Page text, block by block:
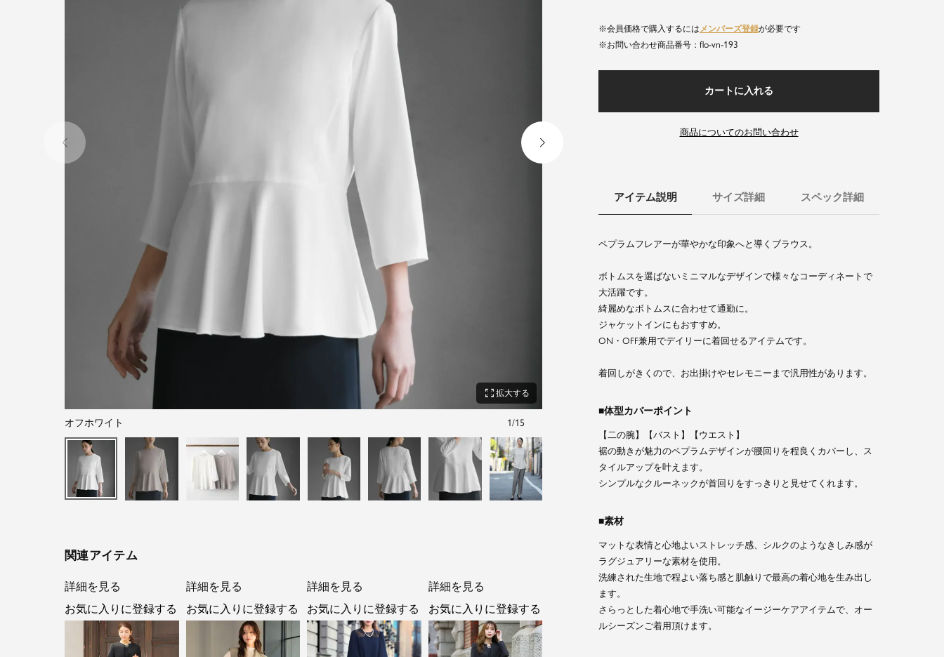
zoom_out_map 拡大する
オフホワイト 1/15
関連アイテム
詳細を見る
お気に入りに登録する
詳細を見る
お気に入りに登録する
詳細を見る
お気に入りに登録する
詳細を見る
お気に入りに登録する
会員価格で購入するには メンバーズ登録が必要です
商品番号
flo-vn-193
カートに入れる
商品についてのお問い合わせ
アイテム説明 サイズ詳細 スペック詳細
ペプラムフレアーが華やかな印象へと導くブラウス。
ボトムスを選ばないミニマルなデザインで様々なコーディネートで
大活躍です。
綺麗めなボトムスに合わせて通勤に。
ジャケットインにもおすすめ。
ON・OFF兼用でデイリーに着回せるアイテムです。
着回しがきくので、お出掛けやセレモニーまで汎用性があります。
体型カバーポイント
【二の腕】【バスト】【ウエスト】
裾の動きが魅力のペプラムデザインが腰回りを程良くカバーし、ス
タイルアップを叶えます。
シンプルなクルーネックが首回りをすっきりと見せてくれます。
素材
マットな表情と心地よいストレッチ感、シルクのようなきしみ感が
ラグジュアリーな素材を使用。
洗練された生地で程よい落ち感と肌触りで最高の着心地を生み出し
ます。
さらっとした着心地で手洗い可能なイージーケアアイテムで、オー
ルシーズンご着用頂けます。